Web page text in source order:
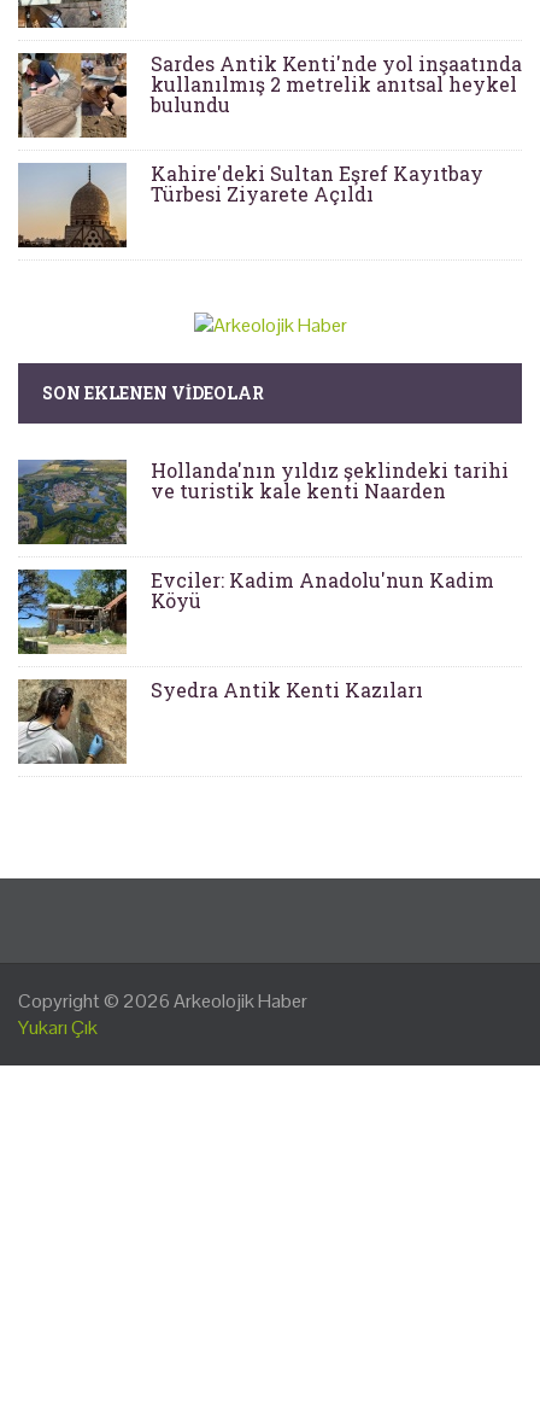
Sardes Antik Kenti'nde yol inşaatında
kullanılmış 2 metrelik anıtsal heykel
bulundu
Kahire'deki Sultan Eşref Kayıtbay
Türbesi Ziyarete Açıldı
SON EKLENEN VIDEOLAR
Hollanda'nın yıldız şeklindeki tarihi
ve turistik kale kenti Naarden
Evciler: Kadim Anadolu'nun Kadim
Köyü
Syedra Antik Kenti Kazıları
Copyright © 2026Arkeolojik Haber
Yukarı Çık